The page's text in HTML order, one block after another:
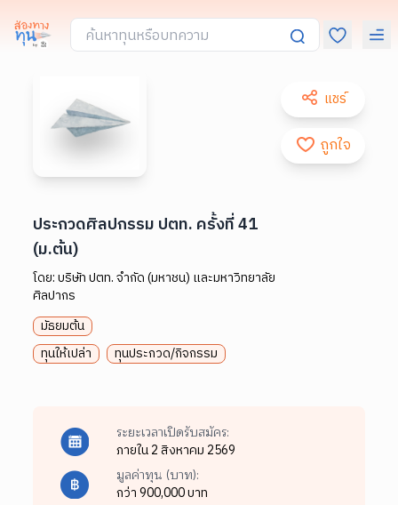
แชร์
ถูกใจ
ประกวดศิลปกรรม ปตท. ครั้งที่ 41
(ม.ต้น)
โดย:บริษัท ปตท. จำกัด (มหาชน) และมหาวิทยาลัย
ศิลปากร
มัธยมต้น
ทุนให้เปล่า
ทุนประกวด/กิจกรรม
ระยะเวลาเปิดรับสมัคร:
ภายใน 2 สิงหาคม 2569
มูลค่าทุน (บาท):
กว่า 900,000 บาท